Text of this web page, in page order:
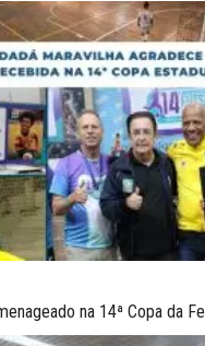
na 14ª Copa da